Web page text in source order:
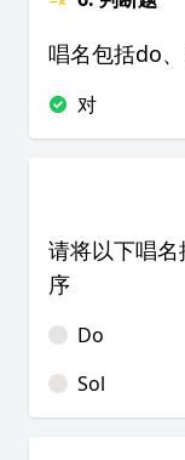
唱名包括do
对
请将以下唱
序
Do
Sol